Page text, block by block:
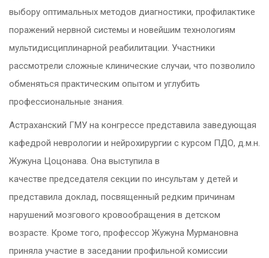
выбору оптимальных методов диагностики, профилактике
поражений нервной системы и новейшим технологиям
мультидисциплинарной реабилитации. Участники
рассмотрели сложные клинические случаи, что позволило
обменяться практическим опытом и углубить
профессиональные знания.
Астраханский ГМУ на конгрессе представила заведующая
кафедрой неврологии и нейрохирургии с курсом ПДО, д.м.н.
Жужуна Цоцонава. Она выступила в
качестве председателя секции по инсультам у детей и
представила доклад, посвященный редким причинам
нарушений мозгового кровообращения в детском
возрасте. Кроме того, профессор Жужуна Мурмановна
приняла участие в заседании профильной комиссии